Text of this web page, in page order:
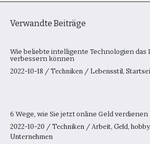
Verwandte Beiträge
Wie beliebte intelligente Technologien das
verbessern können
2022-10-18 /Techniken / Lebensstil,
6 Wege, wie Sie jetzt online Geld
2022-10-20 /Techniken / Arbeit, Geld, hobby,
Unternehmen